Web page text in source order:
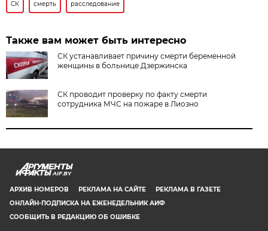
СК смерть расследование
Также вам может быть интересно
СК устанавливает причину смерти беременной
женщины в больнице Дзержинска
СК проводит проверку по факту смерти
сотрудника МЧС на пожаре в Лиозно
AIF.BY
АРХИВ НОМЕРОВ РЕКЛАМА НА САЙТЕ
РЕКЛАМА В ГАЗЕТЕ
ОНЛАЙН-ПОДПИСКА НА ЕЖЕНЕДЕЛЬНИК АИФ
СООБЩИТЬ В РЕДАКЦИЮ ОБ ОШИБКЕ